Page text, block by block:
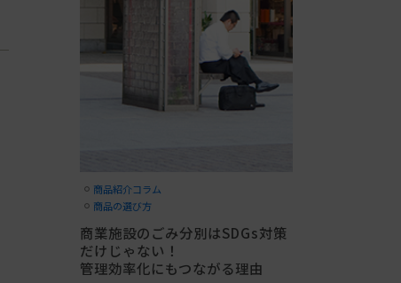
商品紹介コラム
商品の選び方
商業施設のごみ分別はSDGs対策
だけじゃない！
管理効率化にもつながる理由